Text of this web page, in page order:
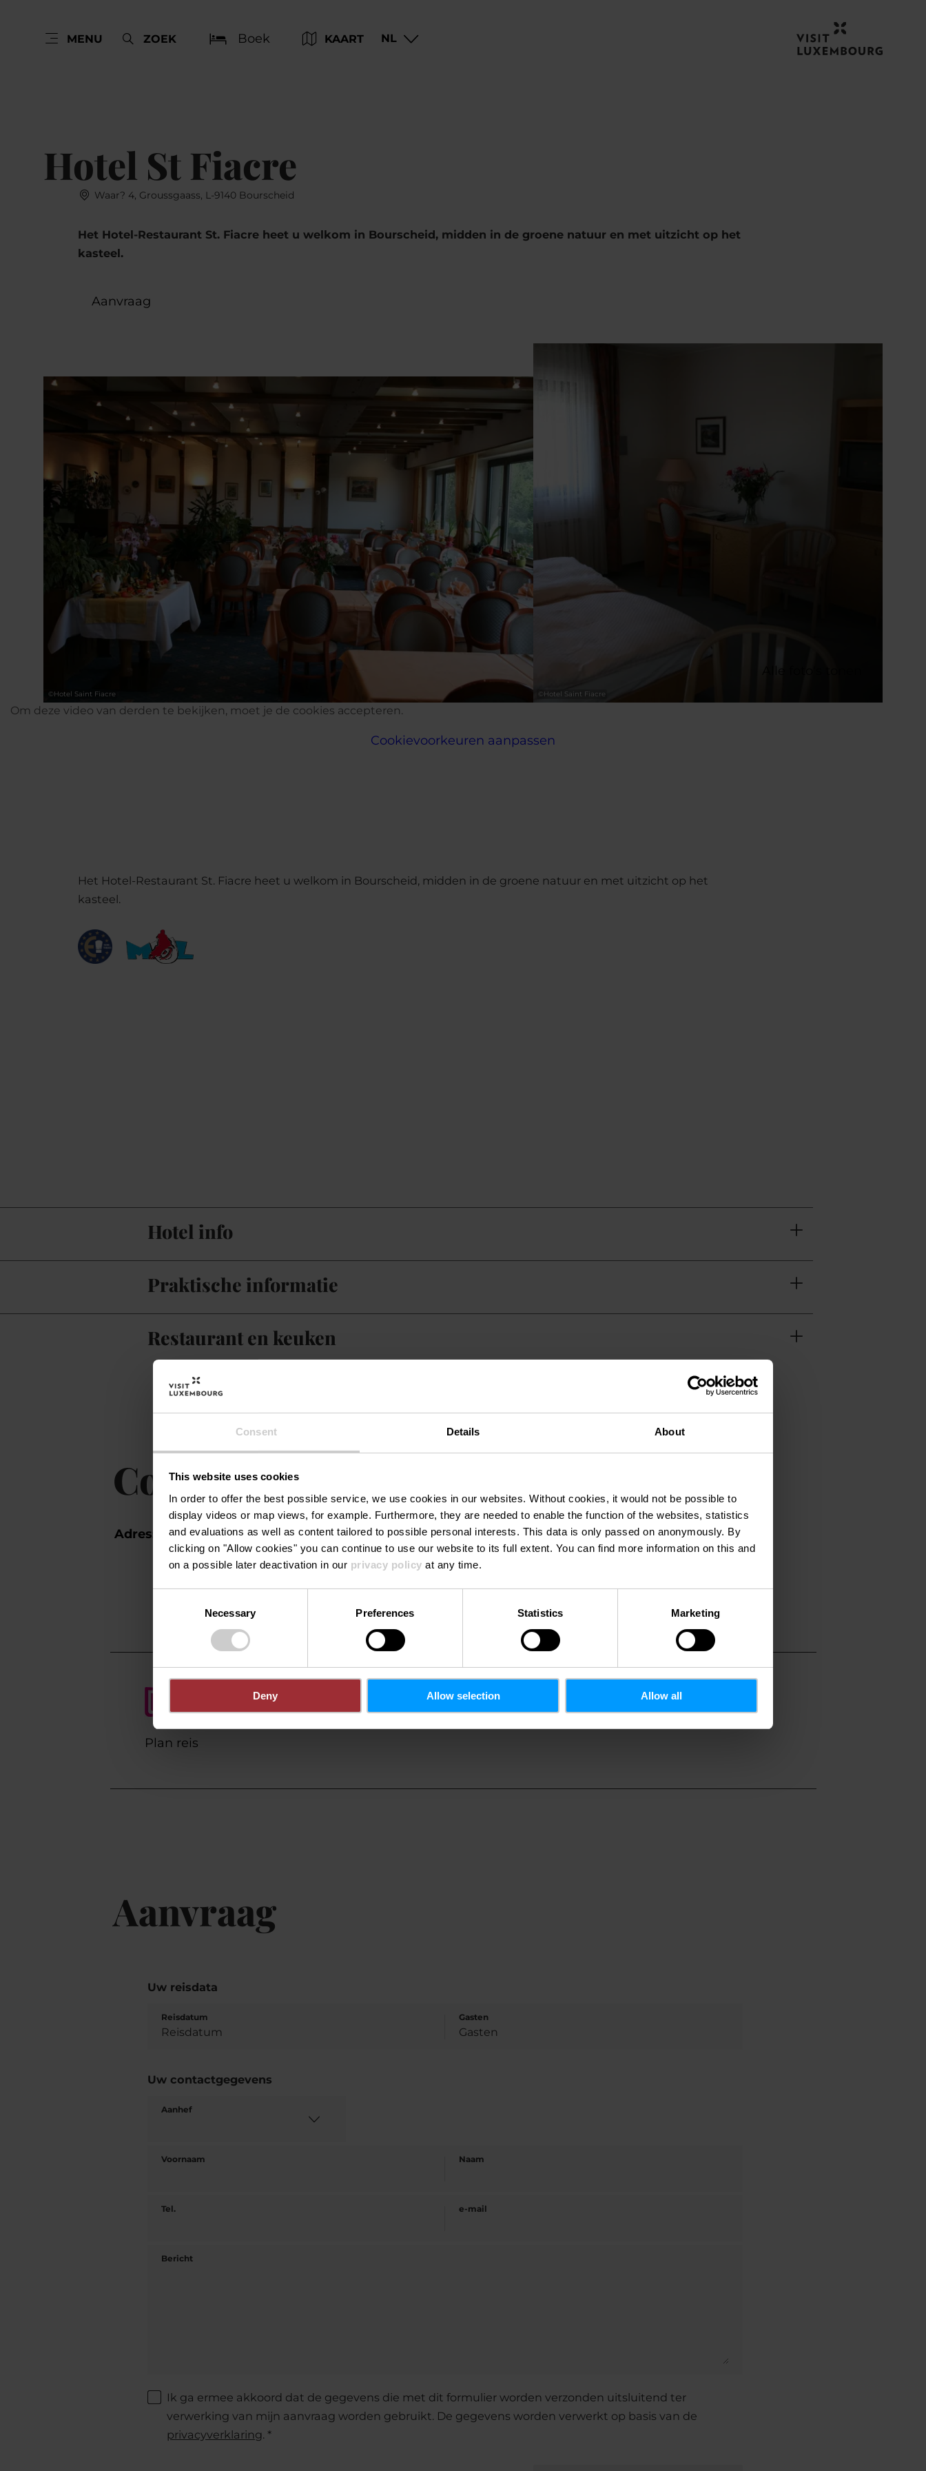
Consent Details About
This website uses cookies
In order to offer the best possible service, we use cookies in our websites. Without cookies, it would not be possible to
display videos or map views, for example. Furthermore, they are needed to enable the function of the websites, statistics
and evaluations as well as content tailored to possible personal interests. This data is only passed on anonymously. By
clicking on "Allow cookies" you can continue to use our website to its full extent. You can find more information on this and
on a possible later deactivation in our privacy policy at any time.
Necessary Preferences Statistics Marketing
Deny Allow selection Allow all
MENU ZOEK Boek KAART NL
Hotel St Fiacre
Waar? 4, Groussgaass, L-9140 Bourscheid
Het Hotel-Restaurant St. Fiacre heet u welkom in Bourscheid, midden in de groene natuur en met uitzicht op het
kasteel.
Aanvraag
©Hotel Saint Fiacre © Hotel Saint Fiacre
Alle foto's tonen
Om deze video van derden te bekijken, moet je de cookies accepteren.
Cookievoorkeuren aanpassen
Het Hotel-Restaurant St. Fiacre heet u welkom in Bourscheid, midden in de groene natuur en met uitzicht op het
kasteel.
Hotel info
Praktische informatie
Restaurant en keuken
Contact
Adres:
Hotel St Fiacre
4, Groussgaass
L-9140 Bourscheid
Tel.:
+352 99 00 23
e-mail:
Homepage:
https://www.bourscheid.c
Plan reis
Aanvraag
Uw reisdata
Reisdatum Gasten
Uw contactgegevens
Aanhef
Voornaam Naam
Tel. e-mail
Bericht
Ik ga ermee akkoord dat de gegevens die met dit formulier worden verzonden uitsluitend ter
verwerking van mijn aanvraag worden gebruikt. De gegevens worden verwerkt op basis van de
privacyverklaring. *